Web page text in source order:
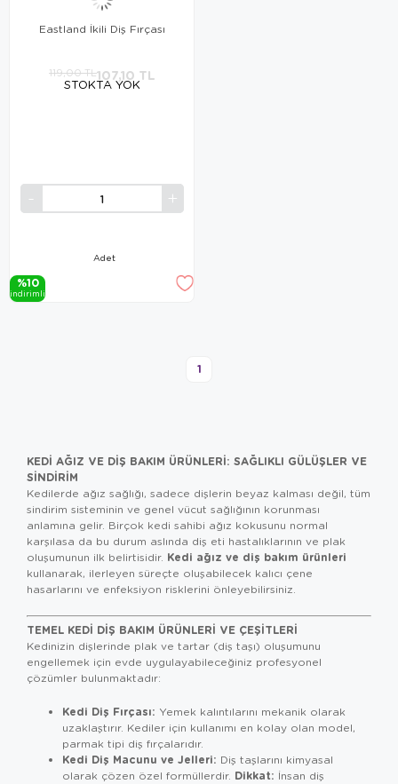
STOKTA YOK
Eastland İkili Diş Fırçası
Adet
107,10 TL
119,00 TL
%10
i̇ndi̇ri̇mli̇
1
KEDI AĞIZ VE DIŞ BAKIM ÜRÜNLERI: SAĞLIKLI GÜLÜŞLER VE
SINDIRIM
Kedilerde ağız sağlığı, sadece dişlerin beyaz kalması değil, tüm
sindirim sisteminin ve genel vücut sağlığının korunması
anlamına gelir. Birçok kedi sahibi ağız kokusunu normal
karşılasa da bu durum aslında diş eti hastalıklarının ve plak
oluşumunun ilk belirtisidir. Kedi ağız ve diş bakım ürünleri
kullanarak, ilerleyen süreçte oluşabilecek kalıcı çene
hasarlarını ve enfeksiyon risklerini önleyebilirsiniz.
TEMEL KEDI DIŞ BAKIM ÜRÜNLERI VE ÇEŞITLERI
Kedinizin dişlerinde plak ve tartar (diş taşı) oluşumunu
engellemek için evde uygulayabileceğiniz profesyonel
çözümler bulunmaktadır:
Kedi Diş Fırçası: Yemek kalıntılarını mekanik olarak
uzaklaştırır. Kediler için kullanımı en kolay olan model,
parmak tipi diş fırçalarıdır.
Kedi Diş Macunu ve Jelleri: Diş taşlarını kimyasal
olarak çözen özel formüllerdir. Dikkat: İnsan diş